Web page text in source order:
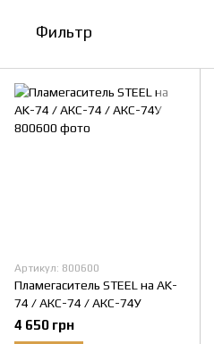
Фильтр
Артикул: 800600
Пламегаситель STEEL на AK-
74 / АКС-74 / АКС-74У
4 650 грн